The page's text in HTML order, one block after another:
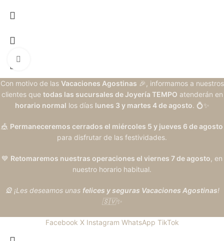
Con motivo de las Vacaciones Agostinas 🎉, informamos a nuestros
clientes que todas las sucursales de Joyería TEMPO atenderán en
horario normal los días lunes 3 y martes 4 de agosto. 💍✨
🎪 Permaneceremos cerrados el miércoles 5 y jueves 6 de agosto
para disfrutar de las festividades.
💙 Retomaremos nuestras operaciones el viernes 7 de agosto, en
nuestro horario habitual.
🎡 ¡Les deseamos unas felices y seguras Vacaciones Agostinas!
🇸🇻✨
Facebook X Instagram WhatsApp TikTok